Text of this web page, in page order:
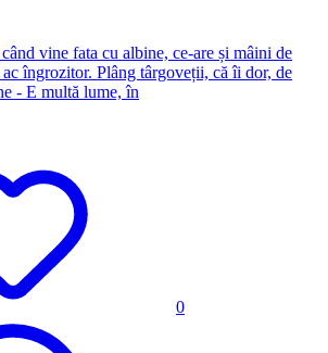
vine fata cu albine, ce-are și mâini de
îngrozitor. Plâng târgoveții, că îi dor, de
- E multă lume, în
0